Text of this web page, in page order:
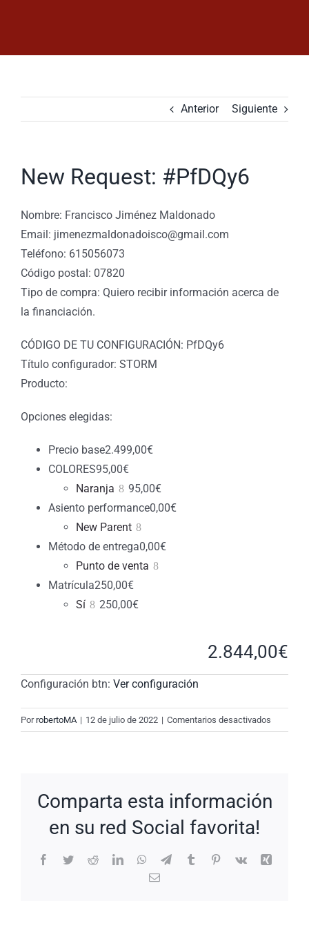
Anterior Siguiente
New Request: #PfDQy6
Nombre: Francisco Jiménez Maldonado
Email: jimenezmaldonadoisco@gmail.com
Teléfono: 615056073
Código postal: 07820
Tipo de compra: Quiero recibir información acerca de
la financiación.
CÓDIGO DE TU CONFIGURACIÓN: PfDQy6
Título configurador: STORM
Producto:
Opciones elegidas:
Precio base2.499,00€
COLORES95,00€
Naranja
95,00€
Asiento performance0,00€
New Parent
Método de entrega0,00€
Punto de venta
Matrícula250,00€
Sí
250,00€
2.844,00€
Configuración btn: Ver configuración
PorrobertoMA | 12 de julio de 2022 | Comentarios desactivados
New
Comparta esta información
en su red Social favorita!
Facebook
TwitterRedditLinkedInWhatsApp
TelegramTumblrPinterest
Vk
Xing
Correo